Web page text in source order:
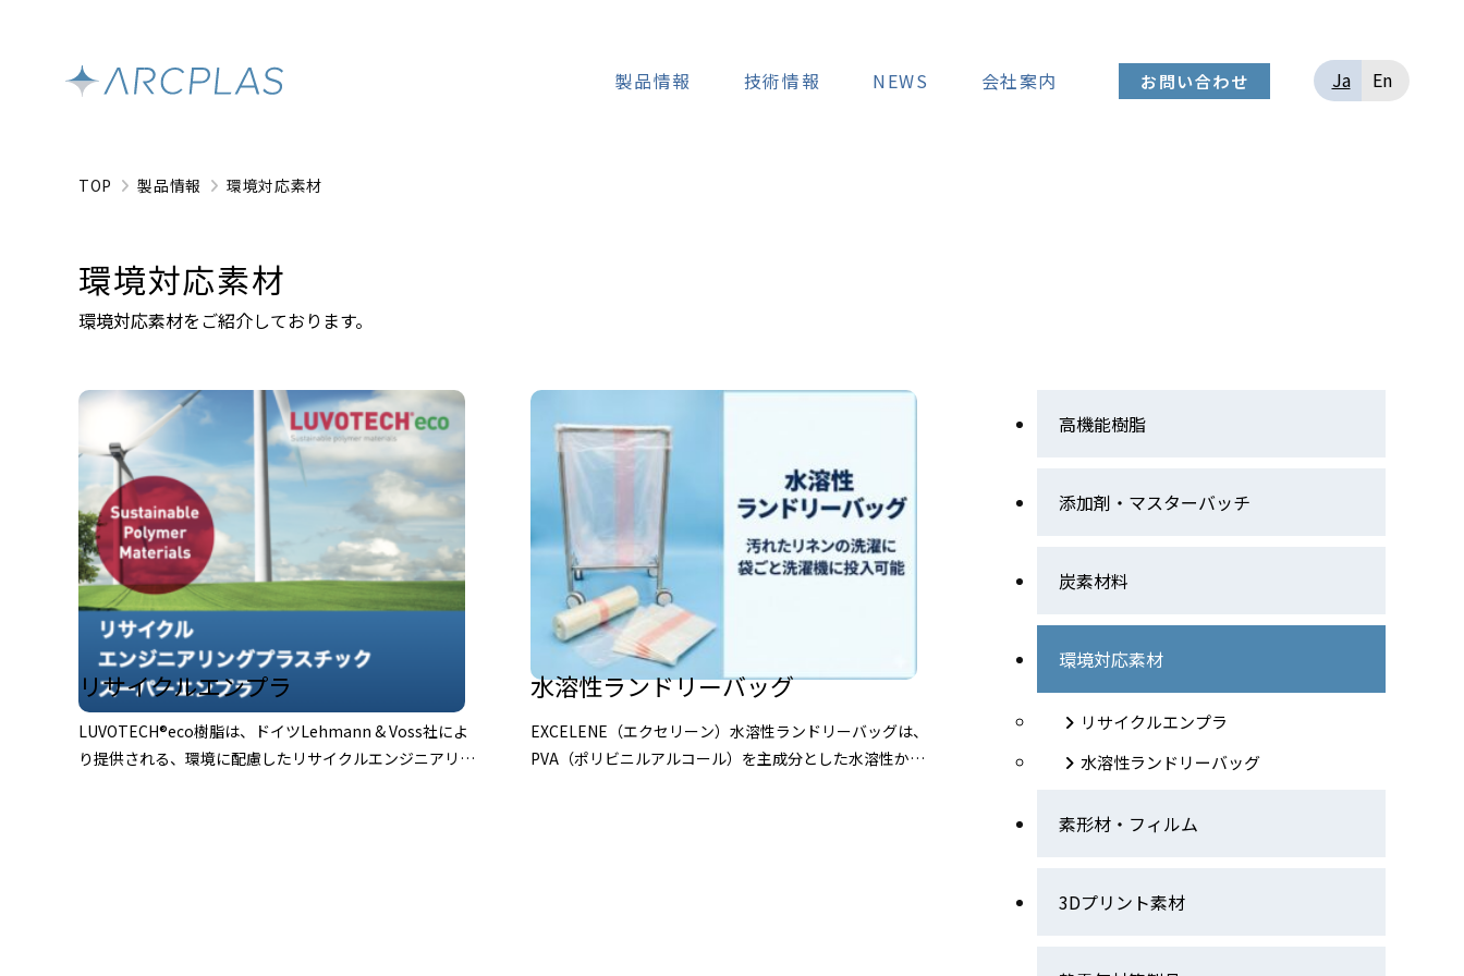
製品情報 技術情報 NEWS 会社案内 お問い合わせ En
Ja
TOP 製品情報 環境対応素材
環境対応素材
環境対応素材をご紹介しております。
リサイクルエンプラ
LUVOTECH®eco樹脂は、ドイツLehmann & Voss社によ
り提供される、環境に配慮したリサイクルエンジニアリン
水溶性ランドリーバッグ
EXCELENE（エクセリーン）水溶性ランドリーバッグは、
PVA（ポリビニルアルコール）を主成分とした水溶性かつ
高機能樹脂
添加剤・マスターバッチ
炭素材料
環境対応素材
リサイクルエンプラ
水溶性ランドリーバッグ
素形材・フィルム
3Dプリント素材